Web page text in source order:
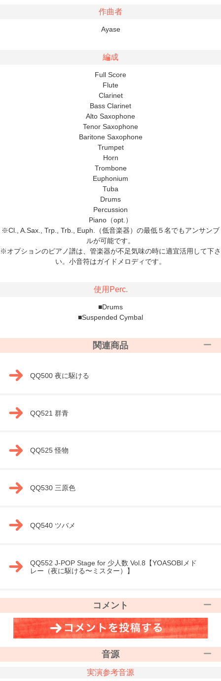
作曲者
Ayase
編成
Full Score
Flute
Clarinet
Bass Clarinet
Alto Saxophone
Tenor Saxophone
Baritone Saxophone
Trumpet
Horn
Trombone
Euphonium
Tuba
Drums
Percussion
Piano（opt.）
※Cl., A.Sax., Trp., Trb., Euph.（低音楽器）の最低５名でもアンサンブ
ルが可能です。
※オプションのピアノ譜は、管楽器が不足気味の時に適宜活用して下さ
い。小音符はガイドメロディです。
使用Perc.
■Drums
■Suspended Cymbal
関連商品
QQ500 夜に駆ける
QQ521 群青
QQ525 怪物
QQ530 三原色
QQ540 ツバメ
QQ552 J-POP Stage for 少人数 Vol.8【YOASOBIメド
レー（夜に駆ける〜ミスター）】
コメント
音源
実演参考音源